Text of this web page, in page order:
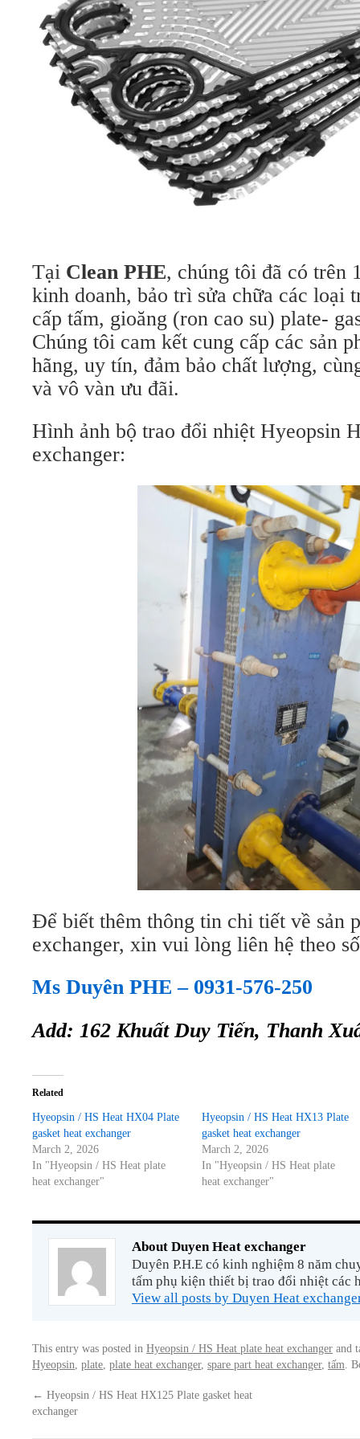
Tại Clean PHE, chúng tôi đã có trên
kinh doanh, bảo trì sửa chữa các loại
cấp tấm, gioăng (ron cao su) plate-
Chúng tôi cam kết cung cấp các sản
hãng, uy tín, đảm bảo chất lượng,
và vô vàn ưu đãi.
Hình ảnh bộ trao đổi nhiệt Hyeopsin
exchanger:
Để biết thêm thông tin chi tiết về sản
exchanger, xin vui lòng liên hệ theo
Ms Duyên PHE – 0931-576-250
Add: 162 Khuất Duy Tiến, Thanh
Related
Hyeopsin / HS Heat HX04 Plate
gasket heat exchanger
March 2, 2026
In "Hyeopsin / HS Heat plate
heat exchanger"
Hyeopsin / HS Heat HX13 Plate
gasket heat exchanger
March 2, 2026
In "Hyeopsin / HS Heat plate
heat exchanger"
About Duyen Heat exchanger
Duyên P.H.E có kinh nghiệm 8 năm
tấm phụ kiện thiết bị trao đổi nhiệt các
View all posts by Duyen Heat
This entry was posted in Hyeopsin / HS Heat plate heat exchanger and
Hyeopsin plate plate heat exchanger, spare part heat exchanger, tấm .
← Hyeopsin / HS Heat HX125 Plate gasket heat
exchanger